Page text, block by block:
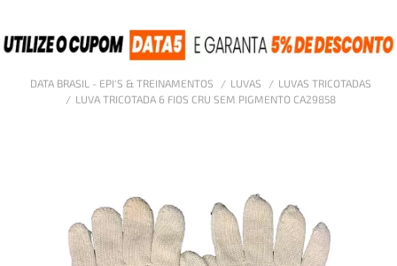
DATA BRASIL - EPI'S & TREINAMENTOS LUVAS
LUVAS TRICOTADAS
LUVA TRICOTADA 6 FIOS CRU SEM PIGMENTO CA29858